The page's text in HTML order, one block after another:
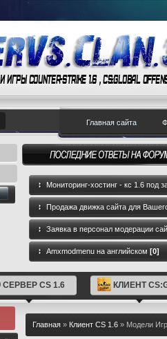
Главная сайта
Мониторинг-хостинг - кс 1.6 под
Продажа движка сайта для
GameCMS[0]
Заявка в персонал модерации
Amxmodmenu на английском [0]
СЕРВЕР CS 1.6 КЛИЕНТ
Главная » Клиент CS 1.6 » Модели